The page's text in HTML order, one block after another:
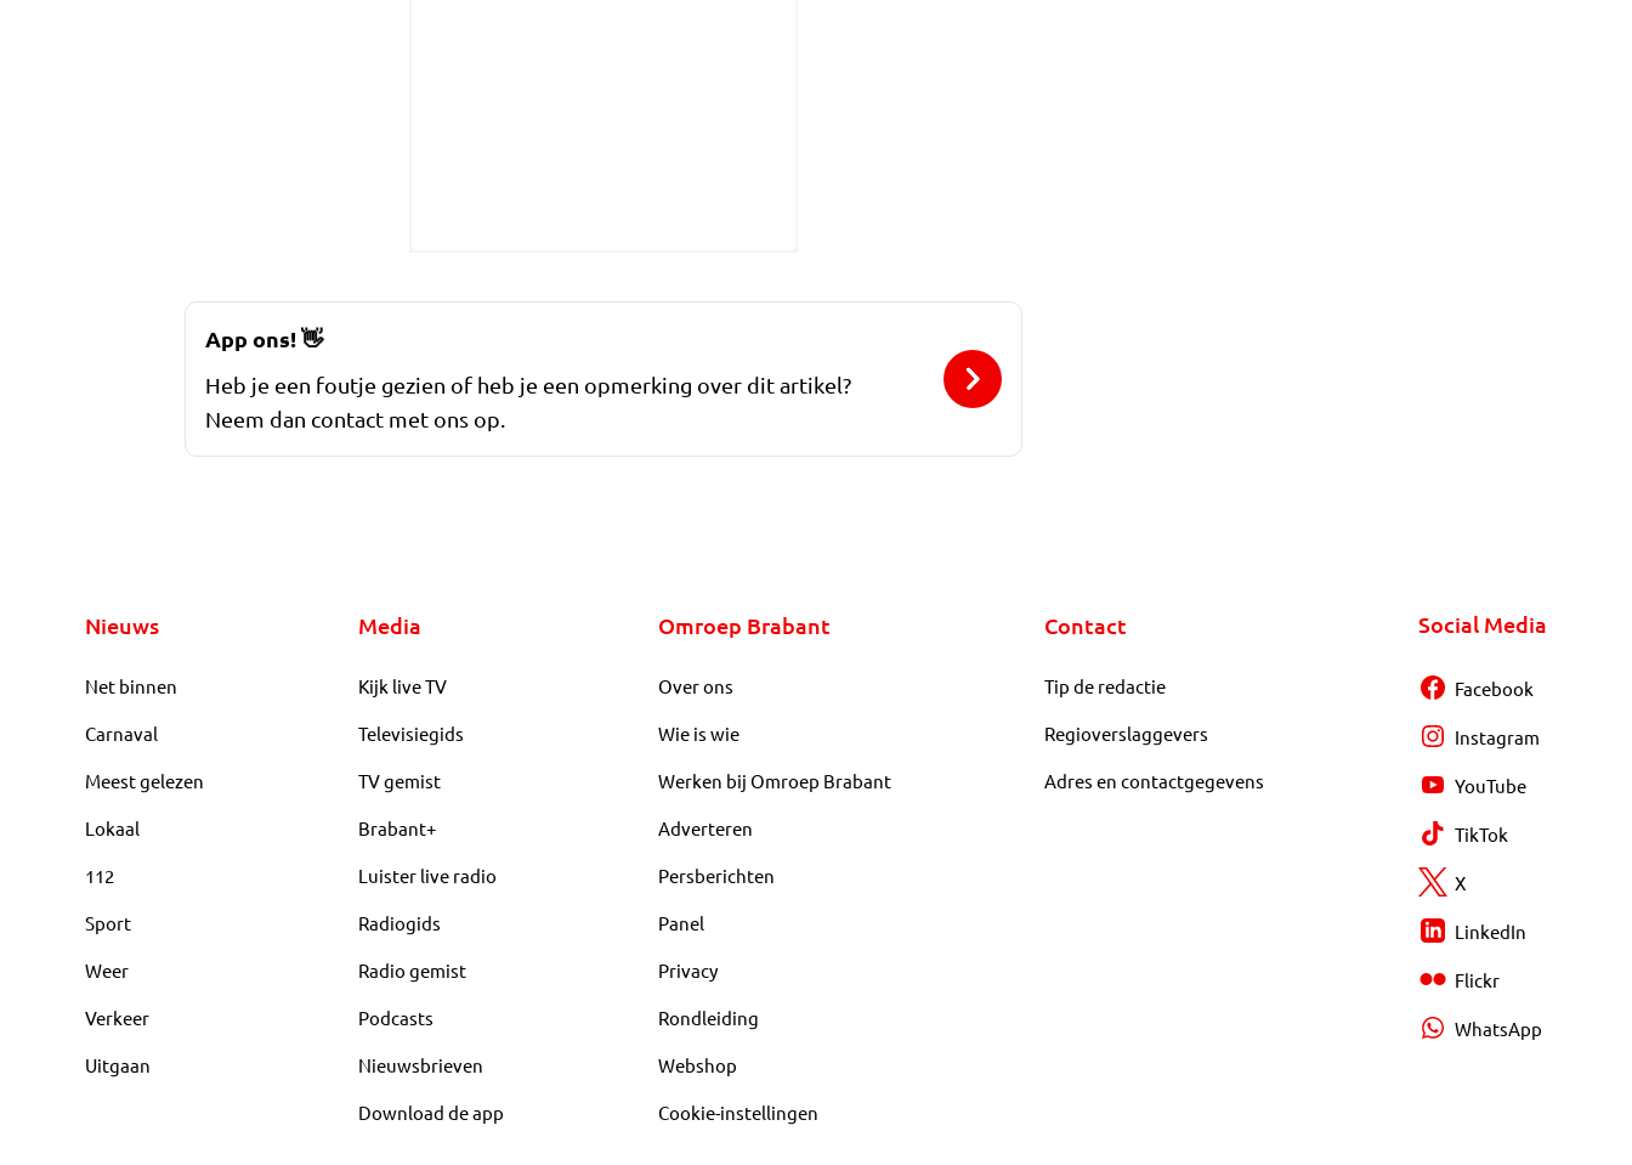
App ons!👋
Heb je een foutje gezien of heb je een opmerking over dit artikel?
Neem dan contact met ons op.
Nieuws
Net binnen
Carnaval
Meest gelezen
Lokaal
112
Sport
Weer
Verkeer
Uitgaan
Media
Kijk live TV
Televisiegids
TV gemist
Brabant+
Luister live radio
Radiogids
Radio gemist
Podcasts
Nieuwsbrieven
Download de app
Omroep Brabant
Over ons
Wie is wie
Werken bij Omroep Brabant
Adverteren
Persberichten
Panel
Privacy
Rondleiding
Webshop
Cookie-instellingen
Contact
Tip de redactie
Regioverslaggevers
Adres en contactgegevens
Social Media
Facebook
Instagram
YouTube
TikTok
X
LinkedIn
Flickr
WhatsApp